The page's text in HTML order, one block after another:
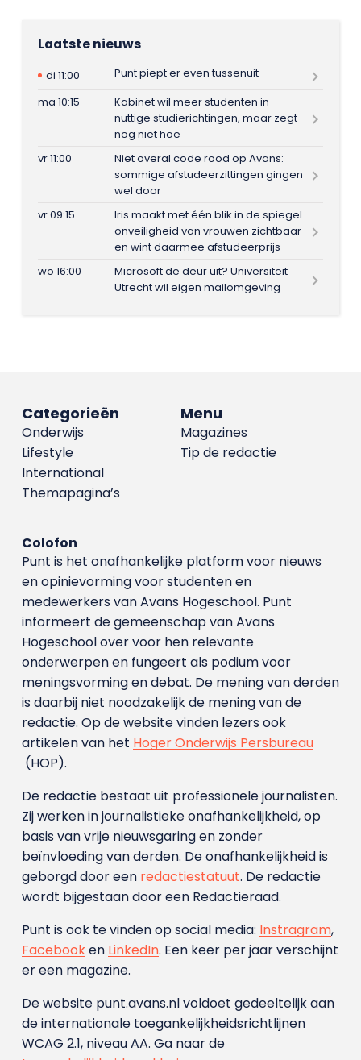
Laatste nieuws
di 11:00
Punt piept er even tussenuit
ma 10:15
Kabinet wil meer studenten in
nuttige studierichtingen, maar zegt
nog niet hoe
vr 11:00
Niet overal code rood op Avans:
sommige afstudeerzittingen gingen
wel door
vr 09:15
Iris maakt met één blik in de spiegel
onveiligheid van vrouwen zichtbaar
en wint daarmee afstudeerprijs
wo 16:00
Microsoft de deur uit? Universiteit
Utrecht wil eigen mailomgeving
Menu
Magazines
Tip de redactie
Categorieën
Onderwijs
Lifestyle
International
Themapagina’s
Colofon
Punt is het onafhankelijke platform voor nieuws
en opinievorming voor studenten en
medewerkers van Avans Hoge­school. Punt
informeert de gemeenschap van Avans
Hogeschool over voor hen relevante
onderwerpen en fungeert als podium voor
meningsvorming en debat. De mening van derden
is daarbij niet noodzakelijk de mening van de
redactie. Op de website vinden lezers ook
artikelen van het Hoger Onderwijs Persbureau
(HOP).
De redactie bestaat uit professionele journalisten.
Zij werken in journalistieke onafhankelijkheid, op
basis van vrije nieuwsgaring en zonder
beïnvloeding van derden. De onafhankelijkheid is
geborgd door een redactiestatuut. De redactie
wordt bijgestaan door een Redactieraad.
Punt is ook te vinden op social media: Instragram,
Facebooken LinkedIn. Een keer per jaar verschijnt
er een magazine.
De website punt.avans.nl voldoet gedeeltelijk aan
de internationale toegankelijkheidsrichtlijnen
WCAG 2.1, niveau AA. Ga naar de